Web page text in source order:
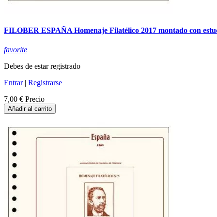
FILOBER ESPAÑA Homenaje Filatélico 2017 montado con
favorite
Debes de estar registrado
Entrar| Registrarse
7,00 € Precio
Añadir al carrito